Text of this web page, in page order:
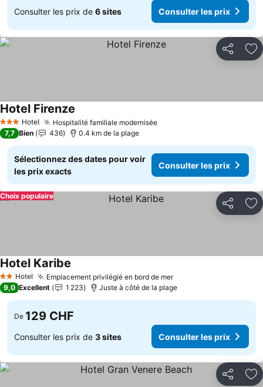
Consulter les prix de 6 sites Consulter les prix
Partager
3 ÉtoilesHotel Hospitalité familiale modernisée
Hotel Firenze
7,7 Bien 436 0.4 km de la plage
Sélectionnez des dates pour voir
les prix exacts
Consulter les prix
Partager
Choix populaire
2 Étoiles
Hotel Emplacement privilégié en bord de mer
Hotel Karibe
9,0 Excellent 1 223 Juste à côté de la plage
De 129 CHF
Consulter les prix de 3 sites Consulter les prix
Partager